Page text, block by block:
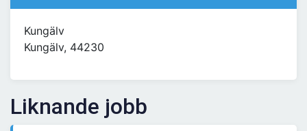
Kungälv
Kungälv, 44230
Liknande jobb